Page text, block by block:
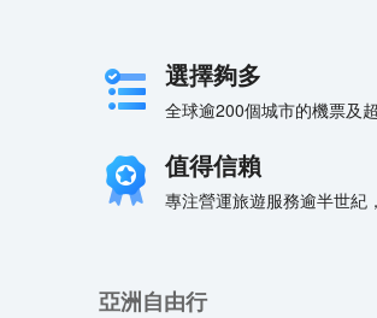
選擇夠多
全球逾200個城市的機票及
值得信賴
專注營運旅遊服務逾半世紀
亞洲自由行